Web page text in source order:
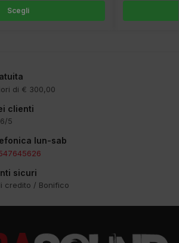
Scegli
di € 300,00
clienti
5
lun-sab
sicuri
credito / Bonifico